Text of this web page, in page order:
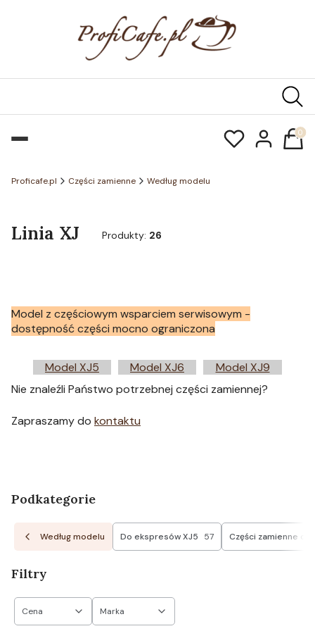
Proficafe.pl Części zamienne Według modelu
Linia XJ Produkty: 26
Model z częściowym wsparciem serwisowym -
dostępność części mocno ograniczona
Model XJ5 Model XJ6
Model XJ9
Nie znaleźli Państwo potrzebnej części zamiennej?
Zapraszamy do kontaktu
Podkategorie
Według modelu Do ekspresów XJ5 57 Części zamienne do
Filtry
Cena Marka